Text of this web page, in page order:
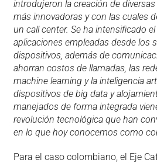
introdujeron la creación de
más innovadoras y con las cuales
un call center. Se ha intensificado
aplicaciones empleadas desde los
dispositivos, además de
ahorran costos de llamadas, las
machine learning y la inteligencia
dispositivos de big data y
manejados de forma integrada
revolución tecnológica que han
en lo que hoy conocemos como
Para el caso colombiano, el Eje